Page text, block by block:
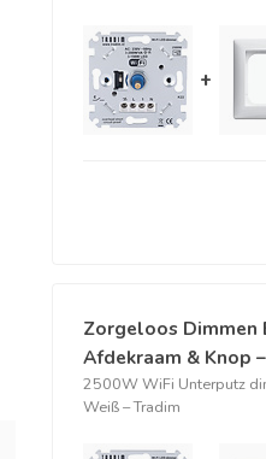
+
Zorgeloos Dimmen
Afdekraam & Knop
2500W WiFi Unterputz
Weiß – Tradim